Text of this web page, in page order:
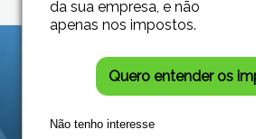
da sua empresa, e não
apenas nos impostos.
Quero entender os
Não tenho interesse